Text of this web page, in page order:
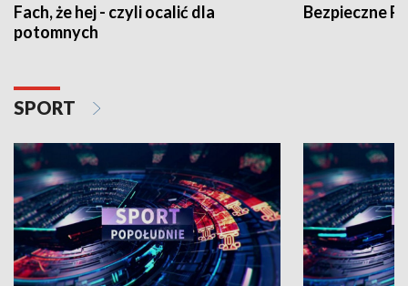
Fach, że hej - czyli ocalić dla
potomnych
Bezpieczne
SPORT